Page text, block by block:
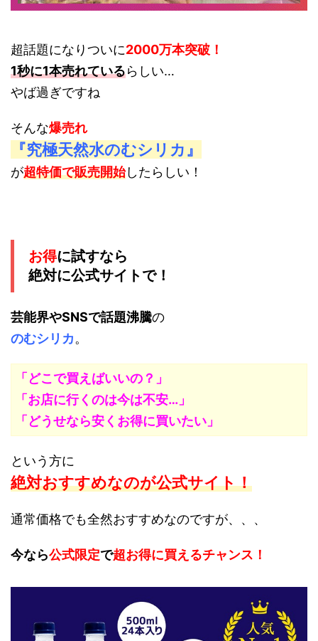
超話題になりついに2000万本突破！
1秒に1本売れているらしい…
やば過ぎですね
そんな爆売れ
『究極天然水のむシリカ』
が超特価で販売開始したらしい！
お得に試すなら
絶対に公式サイトで！
芸能界やSNSで話題沸騰の
のむシリカ。
「どこで買えばいいの？」
「お店に行くのは今は不安…」
「どうせなら安くお得に買いたい」
という方に
絶対おすすめなのが公式サイト！
通常価格でも全然おすすめなのですが、、、
今なら公式限定で超お得に買えるチャンス！